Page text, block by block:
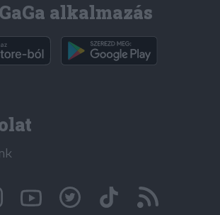
alkalmazás